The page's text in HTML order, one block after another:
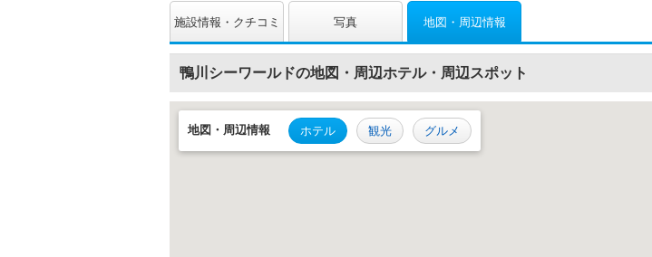
施設情報・クチコミ 写真 地図・周辺情報
鴨川シーワールドの地図・周辺ホテル・周辺スポット
地図・ 周辺情報 ホテル 観光 グルメ